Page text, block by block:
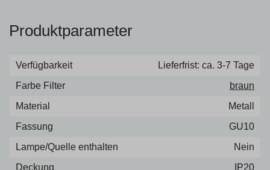
Produktparameter
Verfügbarkeit
Lieferfrist: ca. 3-7 Tage
Farbe Filter
braun
Material
Metall
Fassung
GU10
Lampe/Quelle enthalten
Nein
Deckung
IP20